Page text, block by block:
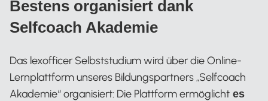
Bestens organisiert dank
Selfcoach Akademie
Das lexofficer Selbststudium wird über die Online-
Lernplattform unseres Bildungspartners „Selfcoach
Akademie“ organisiert: Die Plattform ermöglicht es